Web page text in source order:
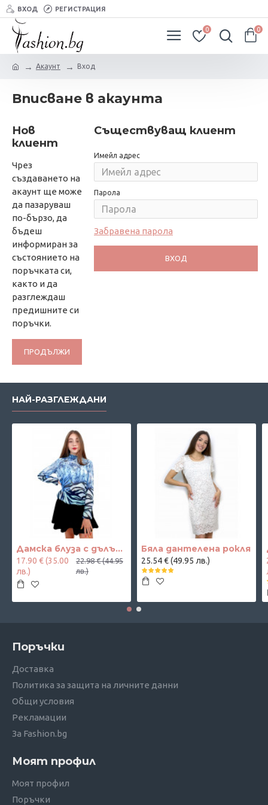
ВХОД РЕГИСТРАЦИЯ
0 0
Акаунт Вход
Вписване в акаунта
Нов
клиент
Чрез
създаването на
акаунт ще може
да пазаруваш
по-бързо, да
бъдеш
информиран за
състоянието на
поръчката си,
както и да
разглеждаш
предишните си
поръчки.
ПРОДЪЛЖИ
Съществуващ клиент
Имейл адрес
Парола
Забравена парола
ВХОД
НАЙ-РАЗГЛЕЖДАНИ
Дамска блуза с дълъг ръкав и ластик в кръста с интересен принт в синьо
17.90 € (35.00
лв.)
22.98 € (44.95
лв.)
Бяла дантелена рокля
25.54 € (49.95 лв.)
Поръчки
Доставка
Политика за защита на личните данни
Общи условия
Рекламации
За Fashion.bg
Моят профил
Моят профил
Поръчки